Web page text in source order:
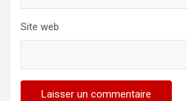
Site web